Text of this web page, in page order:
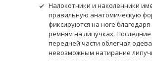
Налокотники и наколенники
правильную анатомическую
фиксируются на ноге
ремням на липучках. Последние
передней части облегчая
невозможным натирание